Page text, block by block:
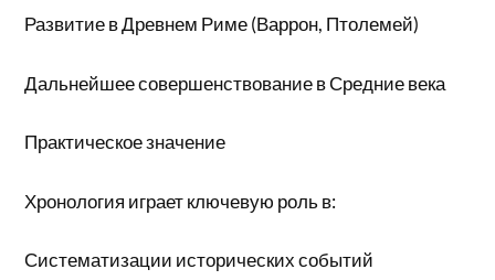
Развитие в Древнем Риме (Варрон, Птолемей)
Дальнейшее совершенствование в Средние века
Практическое значение
Хронология играет ключевую роль в:
Систематизации исторических событий